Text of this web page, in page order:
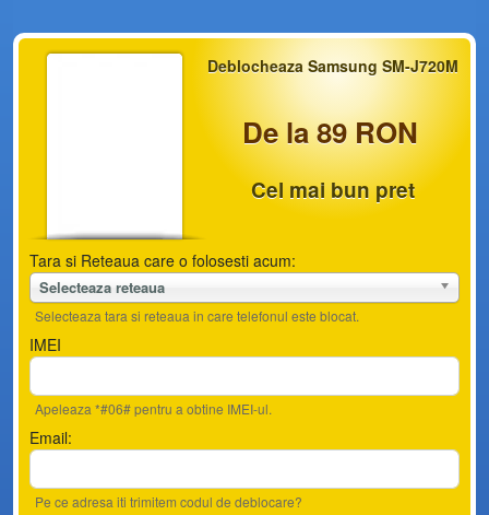
Deblocheaza Samsung SM-J720M
De la 89 RON
Cel mai bun pret
Tara si Reteaua care o folosesti acum:
Selecteaza reteaua
Selecteaza tara si reteaua in care telefonul este blocat.
IMEI
Apeleaza *#06# pentru a obtine IMEI-ul.
Email:
Pe ce adresa iti trimitem codul de deblocare?